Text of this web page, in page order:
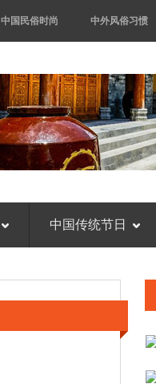
中国民俗时尚 中外风俗习惯
中国传统节日